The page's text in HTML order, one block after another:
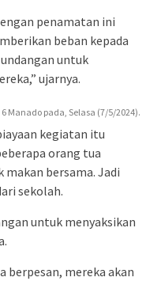
penamatan ini
beban kepada
untuk
ujarnya.
Manado pada, Selasa (7/5/2024).
kegiatan itu
orang tua
bersama. Jadi
sekolah.
untuk menyaksikan
berpesan, mereka akan